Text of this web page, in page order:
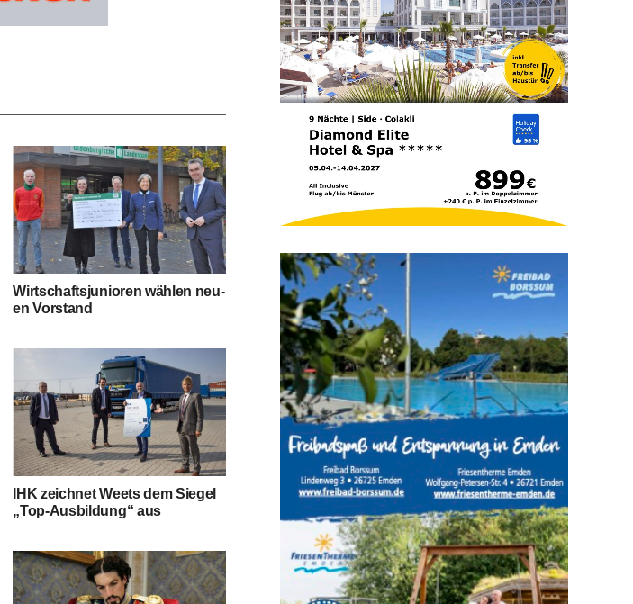
Wirt­schafts­ju­nio­ren wäh­len neu­
en Vorstand
IHK zeich­net Weets dem Sie­gel
„Top-Aus­bil­dung“ aus